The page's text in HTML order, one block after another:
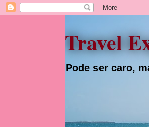
Travel
Pode ser caro,